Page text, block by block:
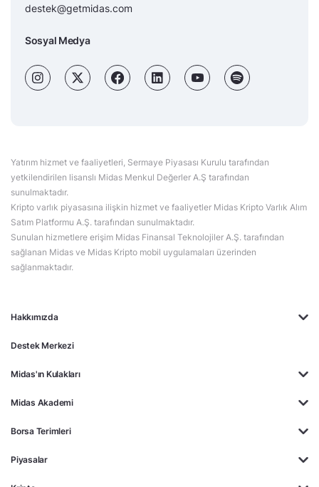
Hakkımızda
Destek Merkezi
Midas'ın Kulakları
Midas Akademi
Borsa Terimleri
Piyasalar
destek@getmidas.com
Sosyal Medya
Yatırım hizmet ve faaliyetleri, Sermaye Piyasası Kurulu tarafından
yetkilendirilen lisanslı Midas Menkul Değerler A.Ş tarafından
sunulmaktadır.
Kripto varlık piyasasına ilişkin hizmet ve faaliyetler Midas Kripto Varlık Alım
Satım Platformu A.Ş. tarafından sunulmaktadır.
Sunulan hizmetlere erişim Midas Finansal Teknolojiler A.Ş. tarafından
sağlanan Midas ve Midas Kripto mobil uygulamaları üzerinden
sağlanmaktadır.